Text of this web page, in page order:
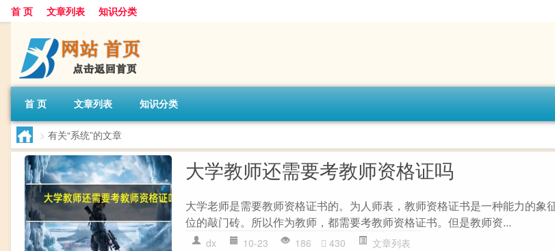
首 页 文章列表 知识分类
首 页 文章列表 知识分类
> 有关“系统”的文章
大学教师还需要考教师资格证吗
大学老师是需要教师资格证书的。为人师表，教师资格证书是一种能力的象
位的敲门砖。所以作为教师，都需要考教师资格证书。但是教师资...
dx 10-23 186 430 文章列表